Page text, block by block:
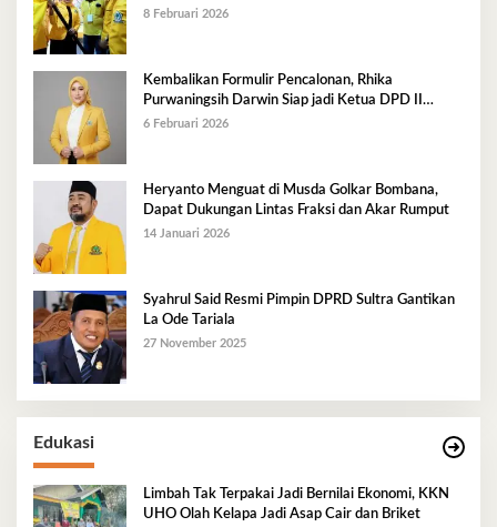
8 Februari 2026
Kembalikan Formulir Pencalonan, Rhika
Purwaningsih Darwin Siap jadi Ketua DPD II
Golkar Mubar
6 Februari 2026
Heryanto Menguat di Musda Golkar Bombana,
Dapat Dukungan Lintas Fraksi dan Akar Rumput
14 Januari 2026
Syahrul Said Resmi Pimpin DPRD Sultra Gantikan
La Ode Tariala
27 November 2025
Edukasi
Limbah Tak Terpakai Jadi Bernilai Ekonomi, KKN
UHO Olah Kelapa Jadi Asap Cair dan Briket